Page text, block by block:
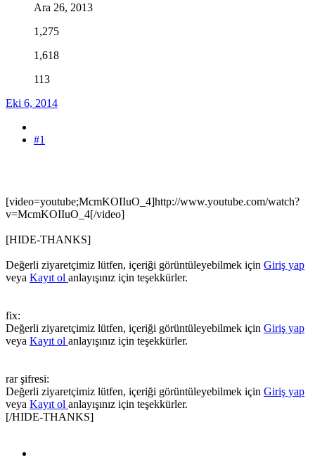
Ara 26, 2013
1,275
1,618
113
Eki 6, 2014
#1
[video=youtube;McmKOIIuO_4]http://www.youtube.com/watch?
v=McmKOIIuO_4[/video]
[HIDE-THANKS]
Değerli ziyaretçimiz lütfen, içeriği görüntüleyebilmek için Giriş yap
veya Kayıt ol anlayışınız için teşekkürler.
fix:
Değerli ziyaretçimiz lütfen, içeriği görüntüleyebilmek için Giriş yap
veya Kayıt ol anlayışınız için teşekkürler.
rar şifresi:
Değerli ziyaretçimiz lütfen, içeriği görüntüleyebilmek için Giriş yap
veya Kayıt ol anlayışınız için teşekkürler.
[/HIDE-THANKS]